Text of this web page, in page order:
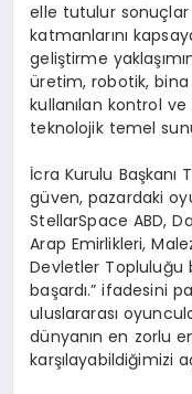
elle tutulur
katmanlarını
geliştirme
üretim, robotik, bina
kullanılan kontrol
teknolojik temel
İcra Kurulu Başkanı
güven, pazardaki
StellarSpace ABD,
Arap Emirlikleri,
Devletler Topluluğu
başardı.” ifadesini
uluslararası
dünyanın en zorlu
karşılayabildiğimizi